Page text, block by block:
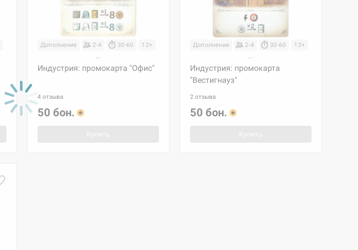
Дополнение 2-4 30-60 12+
Индустрия: промокарта "Офис"
4 отзыва
50 бон.
Дополнение 2-4 30-60 12+
Индустрия: промокарта
"Вестигнауз"
2 отзыва
50 бон.